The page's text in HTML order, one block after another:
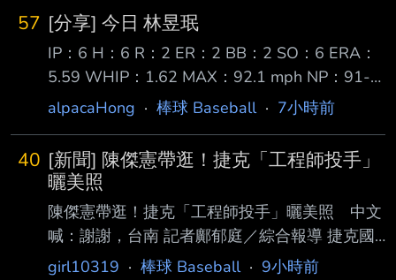
──今天敲出兩發全壘打，你覺得自己的打擊狀
態如何？ 「我覺得確實有變好。不過，兩支全
壘打的擊球仰角都偏低，如果不是在這座球場，
也不 一定會飛出去，所以不能說是非常完美的
全壘打。但我認為自己對好球帶內的好球，反應
已經相當不錯。」 ──今天與同樣是國聯MVP熱
門人選的PCA正面交手。 「他是一位非常出色
的球員。不過，我還是想專注在自己該做
57 [分享] 今日 林昱珉
IP：6 H：6 R：2 ER：2 BB：2 SO：6 ERA：
5.59 WHIP：1.62 MAX：92.1 mph NP：91-
56 上週被跳過一次先發 因此玉米整整休了7天
靠著一顆二壘平飛雙殺安全下庄 第2局投了一個
保送無失分 第3局在2出局後被2、3棒連續安打
失掉1分 第4局雖然首名打者2壘安打，但之後連
續解決3位打者 第5局再次被2、3棒連續安打失
掉1分 第6局則是投出今天第一次3上3下，還送
出2K 最終以91球完成優質先發 總計今天玉米先
alpacaHong · 棒球 Baseball· 7小時前
40 [新聞] 陳傑憲帶逛！捷克「工程師投手」
曬美照
陳傑憲帶逛！捷克「工程師投手」曬美照 中文
喊：謝謝，台南 記者鄺郁庭／綜合報導 捷克國
家隊「工程師投手」薩托里亞（Ondrej
girl10319 · 棒球 Baseball· 9小時前